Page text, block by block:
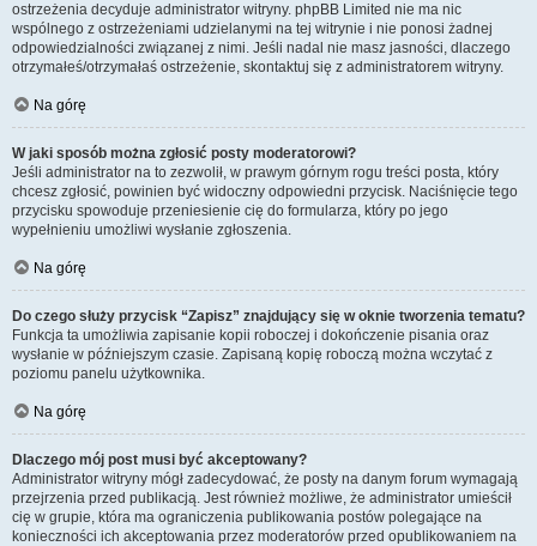
ostrzeżenia decyduje administrator witryny. phpBB Limited nie ma nic
wspólnego z ostrzeżeniami udzielanymi na tej witrynie i nie ponosi żadnej
odpowiedzialności związanej z nimi. Jeśli nadal nie masz jasności, dlaczego
otrzymałeś/otrzymałaś ostrzeżenie, skontaktuj się z administratorem witryny.
Na górę
W jaki sposób można zgłosić posty moderatorowi?
Jeśli administrator na to zezwolił, w prawym górnym rogu treści posta, który
chcesz zgłosić, powinien być widoczny odpowiedni przycisk. Naciśnięcie tego
przycisku spowoduje przeniesienie cię do formularza, który po jego
wypełnieniu umożliwi wysłanie zgłoszenia.
Na górę
Do czego służy przycisk “Zapisz” znajdujący się w oknie tworzenia tematu?
Funkcja ta umożliwia zapisanie kopii roboczej i dokończenie pisania oraz
wysłanie w późniejszym czasie. Zapisaną kopię roboczą można wczytać z
poziomu panelu użytkownika.
Na górę
Dlaczego mój post musi być akceptowany?
Administrator witryny mógł zadecydować, że posty na danym forum wymagają
przejrzenia przed publikacją. Jest również możliwe, że administrator umieścił
cię w grupie, która ma ograniczenia publikowania postów polegające na
konieczności ich akceptowania przez moderatorów przed opublikowaniem na